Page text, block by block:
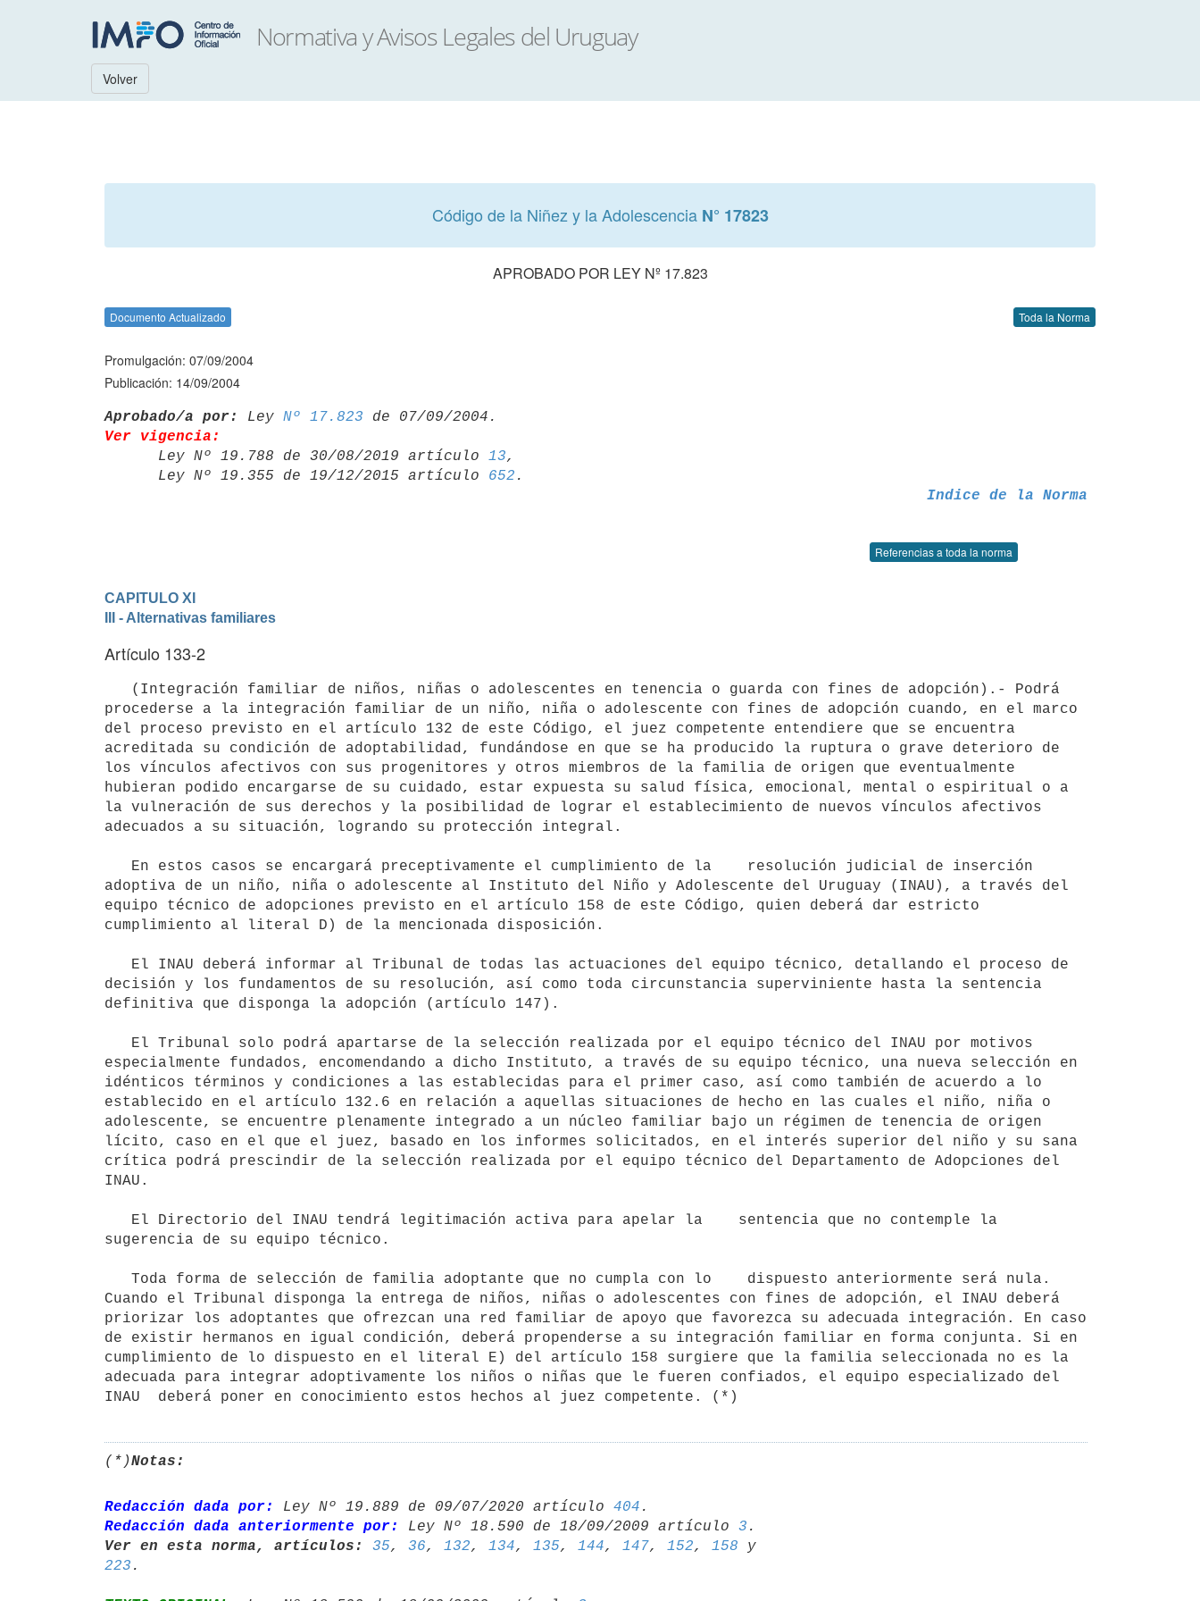
Volver
Código de la Niñez y la Adolescencia N° 17823
APROBADO POR LEY Nº 17.823
Documento Actualizado Toda la Norma
Promulgación: 07/09/2004
Publicación: 14/09/2004
Aprobado/a por: Ley Nº 17.823
Ver vigencia:
Ley Nº 19.788 de 30/08/2019 artículo 13,
      Ley Nº 19.355 de 19/12/2015 artículo
652
Indice de la Norma
Referencias a toda la norma
CAPITULO XI
III - Alternativas familiares
Artículo 133-2
procederse a la integración familiar de un niño, niña o adolescente con fines de adopción cuando, en el marco
del proceso previsto en el artículo 132 de este Código, el juez competente entendiere que se encuentra
acreditada su condición de adoptabilidad, fundándose en que se ha producido la ruptura o grave deterioro de
los vínculos afectivos con sus progenitores y otros miembros de la familia de origen que eventualmente
hubieran podido encargarse de su cuidado, estar expuesta su salud física, emocional, mental o espiritual o a
la vulneración de sus derechos y la posibilidad de lograr el establecimiento de nuevos vínculos afectivos
adecuados a su situación, logrando su protección integral.
adoptiva de un niño, niña o adolescente al Instituto del Niño y Adolescente del Uruguay (INAU), a través del
equipo técnico de adopciones previsto en el artículo 158 de este Código, quien deberá dar estricto
cumplimiento al literal D) de la mencionada disposición.
decisión y los fundamentos de su resolución, así como toda circunstancia superviniente hasta la sentencia
definitiva que disponga la adopción (artículo 147).
especialmente fundados, encomendando a dicho Instituto, a través de su equipo técnico, una nueva selección en
idénticos términos y condiciones a las establecidas para el primer caso, así como también de acuerdo a lo
establecido en el artículo 132.6 en relación a aquellas situaciones de hecho en las cuales el niño, niña o
adolescente, se encuentre plenamente integrado a un núcleo familiar bajo un régimen de tenencia de origen
lícito, caso en el que el juez, basado en los informes solicitados, en el interés superior del niño y su sana
crítica podrá prescindir de la selección realizada por el equipo técnico del Departamento de Adopciones del
INAU.
sugerencia de su equipo técnico.
Cuando el Tribunal disponga la entrega de niños, niñas o adolescentes con fines de adopción, el INAU deberá
priorizar los adoptantes que ofrezcan una red familiar de apoyo que favorezca su adecuada integración. En caso
de existir hermanos en igual condición, deberá propenderse a su integración familiar en forma conjunta. Si en
cumplimiento de lo dispuesto en el literal E) del artículo 158 surgiere que la familia seleccionada no es la
adecuada para integrar adoptivamente los niños o niñas que le fueren confiados, el equipo especializado del
(*)Notas:
Redacción dada por: Ley Nº 19.889 de 09/07/2020 artículo 404
Redacción dada anteriormente por:
Ley Nº 18.590 de 18/09/2009 artículo 3
Ver en esta norma, artículos:
35, 36, 132, 134, 135, 144, 147, 152, 158
223